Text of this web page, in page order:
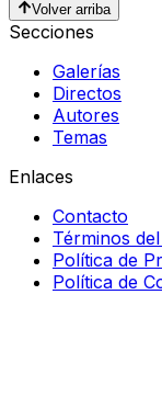
Volver arriba
Secciones
Galerías
Directos
Autores
Temas
Enlaces
Contacto
Términos
Política de
Política de